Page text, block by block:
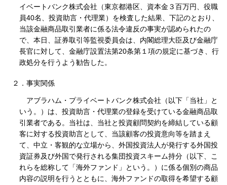
イベートバンク株式会社（東京都港区、資本金３百万円、役職
員40名、投資助言・代理業）を検査した結果、下記のとおり、
当該金融商品取引業者に係る法令違反の事実が認められたの
で、本日、証券取引等監視委員会は、内閣総理大臣及び金融庁
長官に対して、金融庁設置法第20条第１項の規定に基づき、行
政処分を行うよう勧告した。
２．事実関係
アブラハム・プライベートバンク株式会社（以下「当社」と
いう。）は、投資助言・代理業の登録を受けている金融商品取
引業者である。当社は、当社と投資顧問契約を締結している顧
客に対する投資助言として、当該顧客の投資意向等を踏まえ
て、中立・客観的な立場から、外国投資法人が発行する外国投
資証券及び外国で発行される集団投資スキーム持分（以下、こ
れらを総称して「海外ファンド」という。）に係る個別の商品
内容の説明を行うとともに、海外ファンドの取得を希望する顧